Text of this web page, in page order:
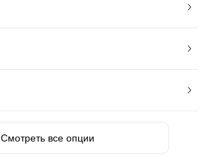
Смотреть все опции